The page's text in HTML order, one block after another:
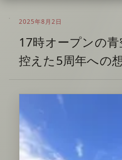
2025年8月2日
17時オープンの
控えた5周年への